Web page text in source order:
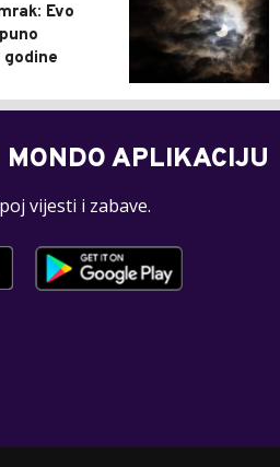
Evo
APLIKACIJU
vijesti i zabave.